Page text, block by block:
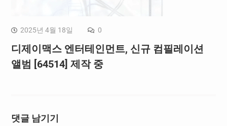
2025년 4월 18일 0
디제이맥스 엔터테인먼트, 신규 컴필레이션
앨범 [64514] 제작 중
댓글 남기기